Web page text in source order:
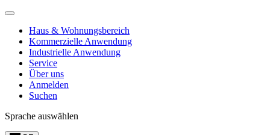
Haus & Wohnungsbereich
Kommerzielle Anwendung
Industrielle Anwendung
Service
Über uns
Anmelden
Suchen
Sprache auswählen